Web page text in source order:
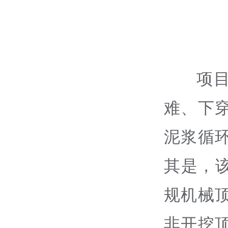
项
难、下
泥浆循
其是，
规机械
非开挖